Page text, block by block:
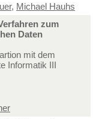
, Michael Hauhs
zum
Daten
mit dem
Informatik III